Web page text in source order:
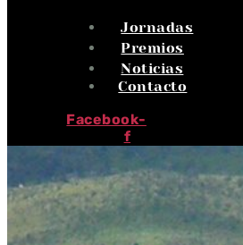
Jornadas
Premios
Noticias
Contacto
Facebook-
f